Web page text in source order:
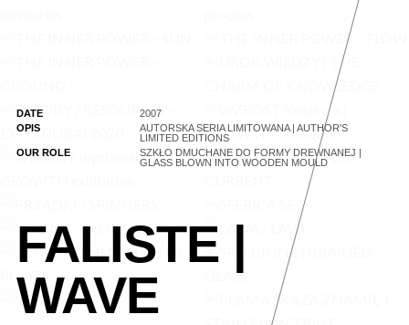
DATE
2007
OPIS
AUTORSKA SERIA LIMITOWANA | AUTHOR'S
LIMITED EDITIONS
OUR ROLE
SZKŁO DMUCHANE DO FORMY DREWNANEJ |
GLASS BLOWN INTO WOODEN MOULD
FALISTE |
WAVE